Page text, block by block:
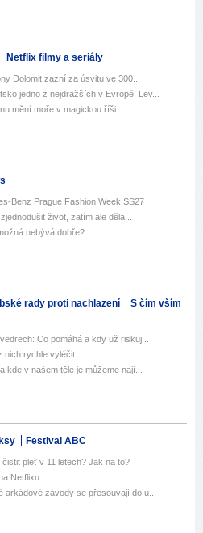
Netflix filmy a seriály
Dolomit zazní za úsvitu ve 300...
jedno z nejdražších v Evropě! Lev...
mění moře v magickou říši
Benz Prague Fashion Week SS27
život, zatím ale děla...
nebývá dobře?
rady proti nachlazení
S čím vším
Co pomáhá a kdy už riskuj...
nich rychle vyléčit
kde v našem těle je můžeme nají...
Festival ABC
pleť v 11 letech? Jak na to?
Netflixu
arkádové závody se přesouvají do u...